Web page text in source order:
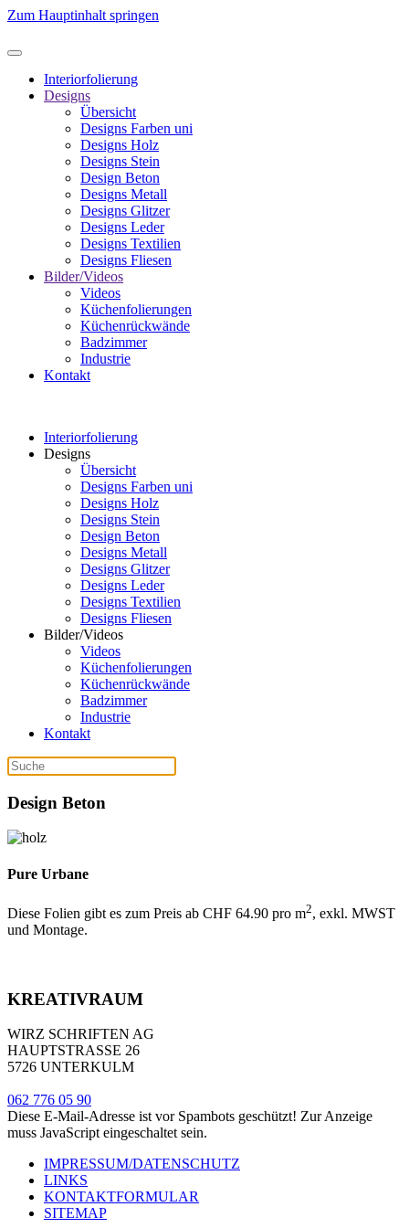
Zum Hauptinhalt springen
Interiorfolierung
Designs
Übersicht
Designs Farben uni
Designs Holz
Designs Stein
Design Beton
Designs Metall
Designs Glitzer
Designs Leder
Designs Textilien
Designs Fliesen
Bilder/Videos
Videos
Küchenfolierungen
Küchenrückwände
Badzimmer
Industrie
Kontakt
Interiorfolierung
Designs
Übersicht
Designs Farben uni
Designs Holz
Designs Stein
Design Beton
Designs Metall
Designs Glitzer
Designs Leder
Designs Textilien
Designs Fliesen
Bilder/Videos
Videos
Küchenfolierungen
Küchenrückwände
Badzimmer
Industrie
Kontakt
Design Beton
Pure Urbane
Diese Folien gibt es zum Preis ab CHF 64.90 pro m2, exkl. MWST
und Montage.
KREATIVRAUM
WIRZ SCHRIFTEN AG
HAUPTSTRASSE 26
5726 UNTERKULM
062 776 05 90
Diese E-Mail-Adresse ist vor Spambots geschützt! Zur Anzeige
muss JavaScript eingeschaltet sein.
IMPRESSUM/DATENSCHUTZ
LINKS
KONTAKTFORMULAR
SITEMAP